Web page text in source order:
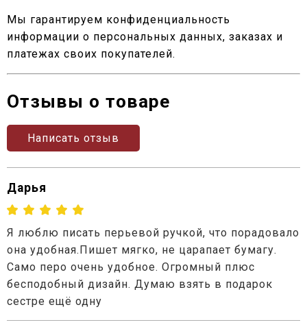
Мы гарантируем конфиденциальность
информации о персональных данных, заказах и
платежах своих покупателей.
Отзывы о товаре
Написать отзыв
Дарья
Я люблю писать перьевой ручкой, что порадовало
она удобная.Пишет мягко, не царапает бумагу.
Само перо очень удобное. Огромный плюс
бесподобный дизайн. Думаю взять в подарок
сестре ещё одну